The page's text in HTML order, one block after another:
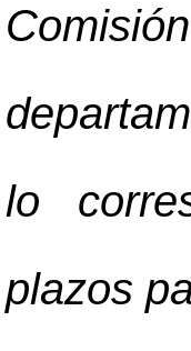
lo
plazos